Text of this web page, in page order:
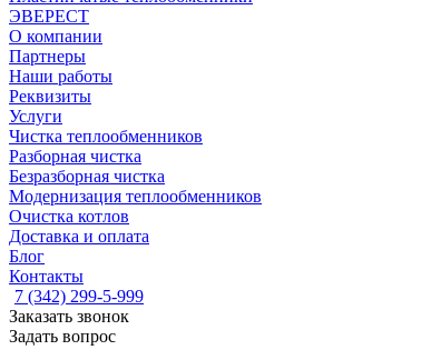
ЭВЕРЕСТ
О компании
Партнеры
Наши работы
Реквизиты
Услуги
Чистка теплообменников
Разборная чистка
Безразборная чистка
Модернизация теплообменников
Очистка котлов
Доставка и оплата
Блог
Контакты
7 (342) 299-5-999
Заказать звонок
Задать вопрос